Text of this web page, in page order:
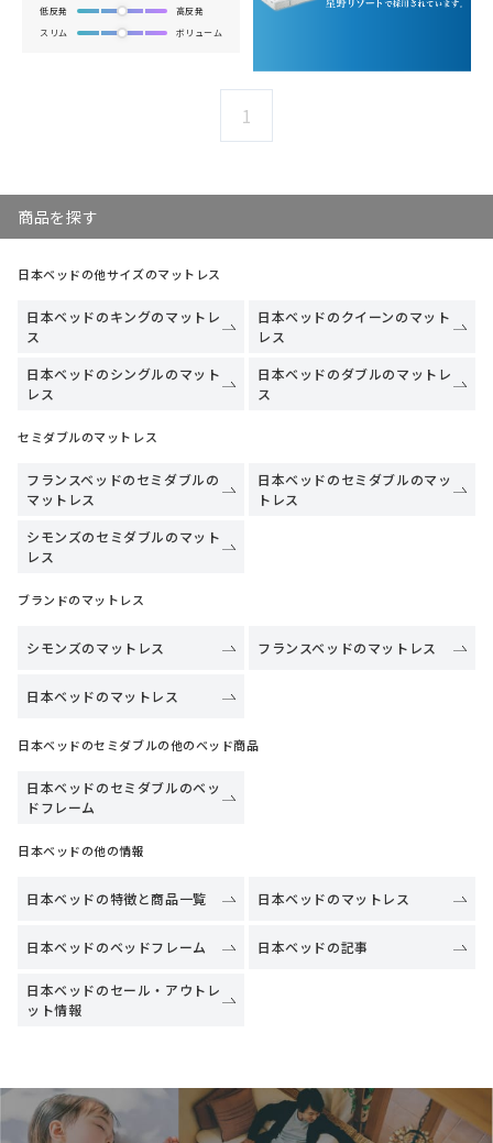
低反発
高反発
スリム
ボリューム
1
商品を探す
日本ベッドの他サイズのマットレス
日本ベッドのキングのマットレ
ス
日本ベッドのクイーンのマット
レス
日本ベッドのシングルのマット
レス
日本ベッドのダブルのマットレ
ス
セミダブルのマットレス
フランスベッドのセミダブルの
マットレス
日本ベッドのセミダブルのマッ
トレス
シモンズのセミダブルのマット
レス
ブランドのマットレス
シモンズのマットレス フランスベッドのマットレス
日本ベッドのマットレス
日本ベッドのセミダブルの他のベッド商品
日本ベッドのセミダブルのベッ
ドフレーム
日本ベッドの他の情報
日本ベッドの特徴と商品一覧 日本ベッドのマットレス
日本ベッドのベッドフレーム 日本ベッドの記事
日本ベッドのセール・アウトレ
ット情報